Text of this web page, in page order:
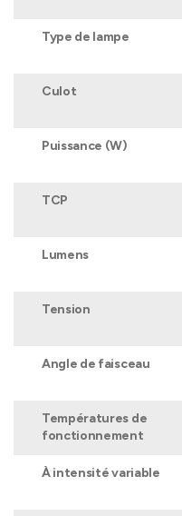
Type de lampe
Culot
Puissance (W)
TCP
Lumens
Tension
Angle de faisceau
Températures de
fonctionnement
À intensité variable